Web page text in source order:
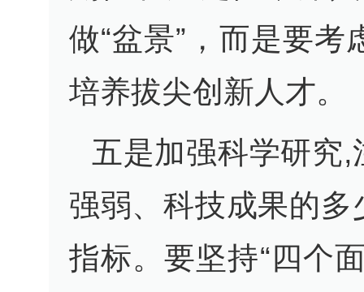
做“盆景”，而是要
培养拔尖创新人才。
五是加强科学研究
强弱、科技成果的
指标。要坚持“四个